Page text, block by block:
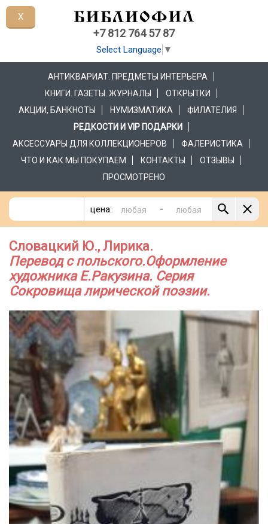
+7 812 764 57 87
Select Language ▼
АНТИКВАРИАТ. ПРЕДМЕТЫ ИНТЕРЬЕРА
КНИГИ. ГАЗЕТЫ. ЖУРНАЛЫ
ОТКРЫТКИ
АКЦИИ, БАНКНОТЫ
НУМИЗМАТИКА
ФИЛАТЕЛИЯ
РЕДКОСТИ И VIP ПОДАРКИ
АКСЕССУАРЫ ДЛЯ КОЛЛЕКЦИОНЕРОВ
ФАЛЕРИСТИКА
ЧТО И КАК МЫ ПОКУПАЕМ
КОНТАКТЫ
ОТЗЫВЫ
ПРОСМОТРЕНО
цена: -
Словацкий Ю., Лирика.
Перевод с польского.Оформление
художника Е.Ракузина. Серия
Сокровища лирической поэзии.
X